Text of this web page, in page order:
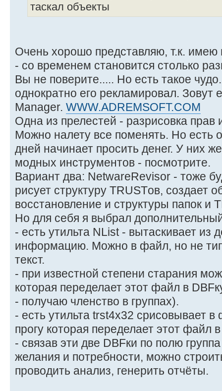
таскал объекты
Очень хорошо представляю, т.к.
- со временем становится столько
Вы не поверите..... Но есть такое
однократно его рекламировал. Зовут
Manager. WWW.ADREMSOFT.COM
Одна из прелестей - разрисовка прав
Можно налету все поменять. Но есть
дней начинает просить денег. У них
модных инструментов - посмотрите.
Вариант два: NetwareRevisor - тоже
рисует структуру TRUSTов, создает
восстановление и структуры папок и
Но для себя я выбрал
- есть утильта NList - вытаскивает из
информацию. Можно в файл, но не
текст.
- при известной степени старания
которая переделает этот файл в
- получаю членство в группах).
- есть утильта trst4x32 срисовывает
прогу которая переделает этот файл
- связав эти две DBFки по полю
желания и потребности, можно
проводить анализ, генерить отчёты.